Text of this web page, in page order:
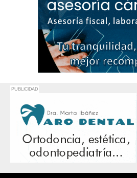
PUBLICIDAD